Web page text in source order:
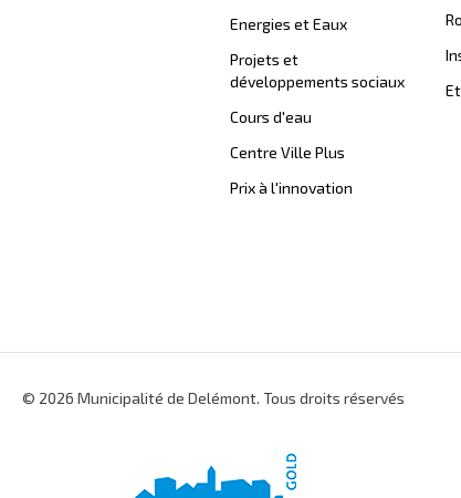
Energies et Eaux
Projets et
développements sociaux
Cours d'eau
Centre Ville Plus
Prix à l'innovation
© 2026 Municipalité de Delémont. Tous droits réservés